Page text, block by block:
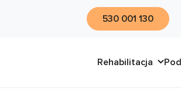
530 001 130
Rehabilitacja